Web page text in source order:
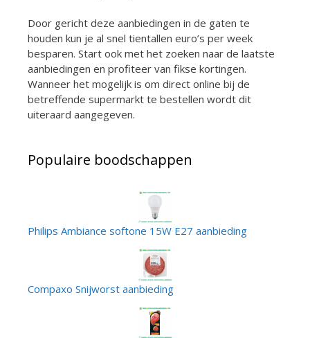
Door gericht deze aanbiedingen in de gaten te
houden kun je al snel tientallen euro’s per week
besparen. Start ook met het zoeken naar de laatste
aanbiedingen en profiteer van fikse kortingen.
Wanneer het mogelijk is om direct online bij de
betreffende supermarkt te bestellen wordt dit
uiteraard aangegeven.
Populaire boodschappen
Philips Ambiance softone 15W E27 aanbieding
Compaxo Snijworst aanbieding